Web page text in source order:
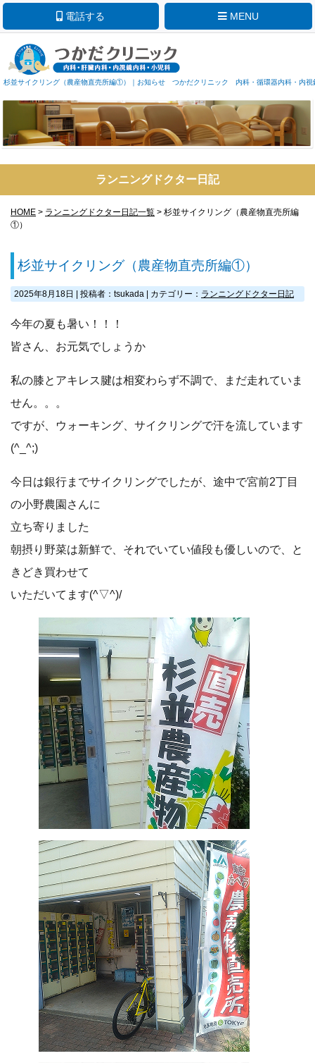
電話する MENU
杉並サイクリング（農産物直売所編①）｜お知らせ つかだクリニック 内科・循環器内科・内視
ランニングドクター日記
HOME > ランニングドクター日記一覧 > 杉並サイクリング（農産物直売所編
①）
杉並サイクリング（農産物直売所編①）
2025年8月18日 投稿者：tsukada カテゴリー： ランニングドクター日記
今年の夏も暑い！！！
皆さん、お元気でしょうか
私の膝とアキレス腱は相変わらず不調で、まだ走れていま
せん。。。
ですが、ウォーキング、サイクリングで汗を流しています
(^_^;)
今日は銀行までサイクリングでしたが、途中で宮前2丁目
の小野農園さんに
立ち寄りました
朝摂り野菜は新鮮で、それでいてい値段も優しいので、と
きどき買わせて
いただいてます(^▽^)/